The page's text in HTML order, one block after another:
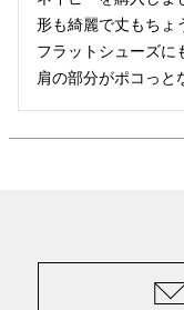
形も綺麗で丈もちょ
フラットシューズに
肩の部分がポコっと